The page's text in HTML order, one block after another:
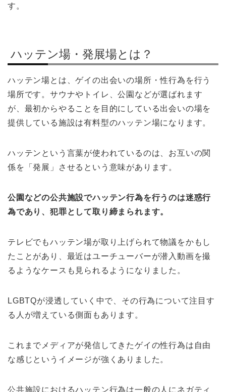
す。
ハッテン場・発展場とは？
ハッテン場とは、ゲイの出会いの場所・性行為を行う
場所です。サウナやトイレ、公園などが選ばれます
が、最初からやることを目的にしている出会いの場を
提供している施設は有料型のハッテン場になります。
ハッテンという言葉が使われているのは、お互いの関
係を「発展」させるという意味があります。
公園などの公共施設でハッテン行為を行うのは迷惑行
為であり、犯罪として取り締まられます。
テレビでもハッテン場が取り上げられて物議をかもし
たことがあり、最近はユーチューバーが潜入動画を撮
るようなケースも見られるようになりました。
LGBTQが浸透していく中で、その行為について注目す
る人が増えている側面もあります。
これまでメディアが発信してきたゲイの性行為は自由
な感じというイメージが強くありました。
公共施設におけるハッテン行為は一般の人にネガティ